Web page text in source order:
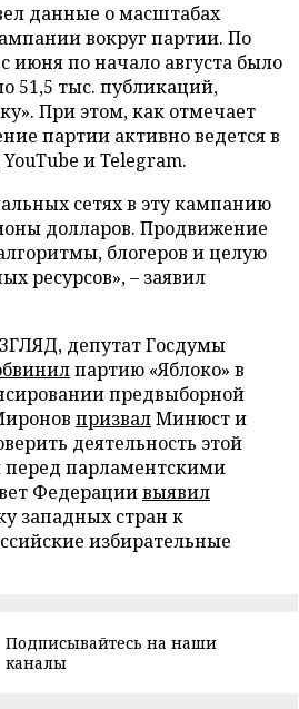
данные о масштабах
вокруг партии. По
июня по начало августа было
51,5 тыс. публикаций,
При этом, как отмечает
партии активно ведется в
и Telegram.
сетях в эту кампанию
долларов. Продвижение
блогеров и целую
ресурсов», – заявил
депутат Госдумы
партию «Яблоко» в
предвыборной
призвалМинюст и
деятельность этой
парламентскими
Федерациивыявил
западных стран к
избирательные
Подписывайтесь на наши
каналы